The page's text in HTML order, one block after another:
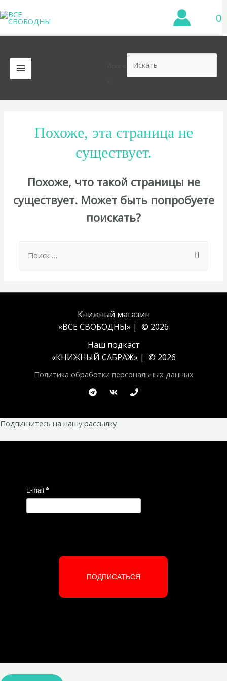
к
содержимому
0
MAIN
MENU
Похоже, эта страница не
существует.
Похоже, что такой страницы не
существует. Может быть попробуете
поискать?
for:
Книжный магазин
«ВСЕ СВОБОДНЫ» | © 2026
Наш подкаст
«КНИЖНЫЙ САБРАЖ» | © 2026
Политика обработки персональных данных
Подпишитесь на нашу рассылку
E-mail *
ПОДПИСАТЬСЯ